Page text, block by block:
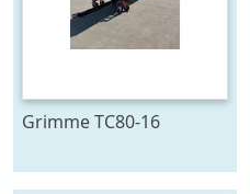
Grimme TC80-16